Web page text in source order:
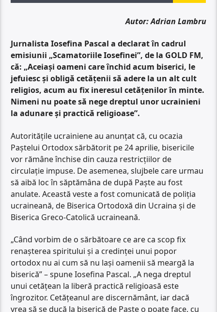
Autor: Adrian Lambru
Jurnalista Iosefina Pascal a declarat în cadrul
emisiunii „Scamatoriile Iosefinei”, de la GOLD FM,
că: „Aceiași oameni care închid acum biserici, le
jefuiesc și obligă cetățenii să adere la un alt cult
religios, acum au fix ineresul cetățenilor în minte.
Nimeni nu poate să nege dreptul unor ucrainieni
la adunare și practică religioase”.
Autoritățile ucrainiene au anunțat că, cu ocazia
Paștelui Ortodox sărbătorit pe 24 aprilie, bisericile
vor rămâne închise din cauza restricțiilor de
circulație impuse. De asemenea, slujbele care urmau
să aibă loc în săptămâna de după Paște au fost
anulate. Această veste a fost comunicată de poliția
ucraineană, de Biserica Ortodoxă din Ucraina și de
Biserica Greco-Catolică ucraineană.
„Când vorbim de o sărbătoare ce are ca scop fix
renașterea spiritului și a credinței unui popor
ortodox nu ai cum să nu lași oamenii să meargă la
biserică” – spune Iosefina Pascal. „A nega dreptul
unui cetățean la liberă practică religioasă este
îngrozitor. Cetățeanul are discernământ, iar dacă
vrea să se ducă la biserică de Paște o poate face, cu